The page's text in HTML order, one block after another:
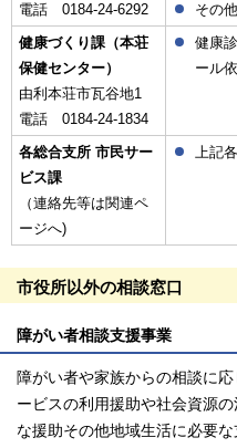
電話 0184-24-6292
その
健康づくり課（本荘
保健センター）
由利本荘市瓦谷地1
電話 0184-24-1834
健康
ール
各総合支所 市民サー
ビス課
（連絡先等は関連ペ
ージへ)
上記
市役所以外の相談窓口
障がい者相談支援事業
障がい者や家族からの相談に
ービスの利用援助や社会資源
な援助その他地域生活に必要